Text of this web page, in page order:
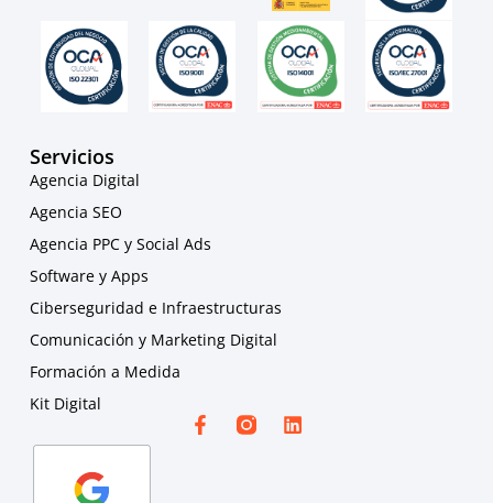
Servicios
Agencia Digital
Agencia SEO
Agencia PPC y Social Ads
Software y Apps
Ciberseguridad e Infraestructuras
Comunicación y Marketing Digital
Formación a Medida
Kit Digital